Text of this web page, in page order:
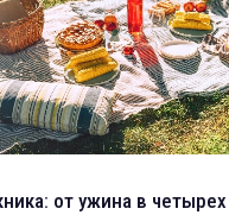
от ужина в